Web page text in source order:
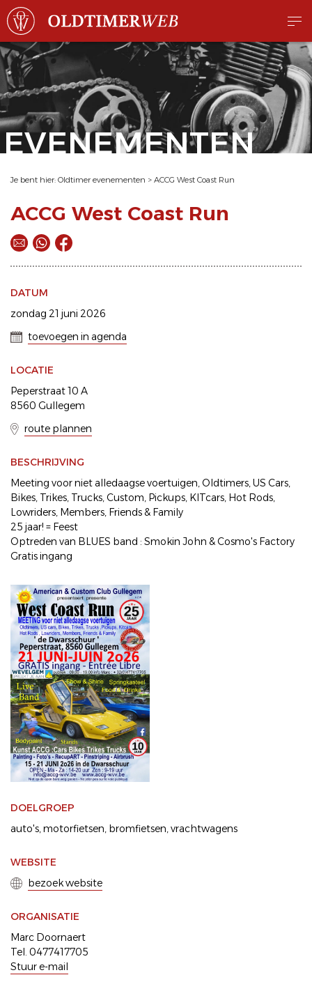
EVENEMENTEN
Je bent hier: Oldtimer evenementen > ACCG West Coast Run
ACCG West Coast Run
DATUM
zondag 21 juni 2026
toevoegen in agenda
LOCATIE
Peperstraat 10 A
8560 Gullegem
route plannen
BESCHRIJVING
Meeting voor niet alledaagse voertuigen, Oldtimers, US Cars,
Bikes, Trikes, Trucks, Custom, Pickups, KITcars, Hot Rods,
Lowriders, Members, Friends & Family
25 jaar! = Feest
Optreden van BLUES band : Smokin John & Cosmo's Factory
Gratis ingang
DOELGROEP
auto's motorfietsen bromfietsen vrachtwagens
WEBSITE
bezoek website
ORGANISATIE
Marc Doornaert
Tel. 0477417705
Stuur e-mail